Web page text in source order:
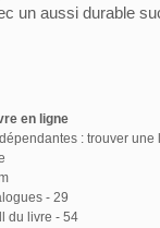
un aussi durable
en ligne
: trouver une
- 29
du livre - 54